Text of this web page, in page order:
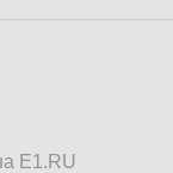
E1.RU